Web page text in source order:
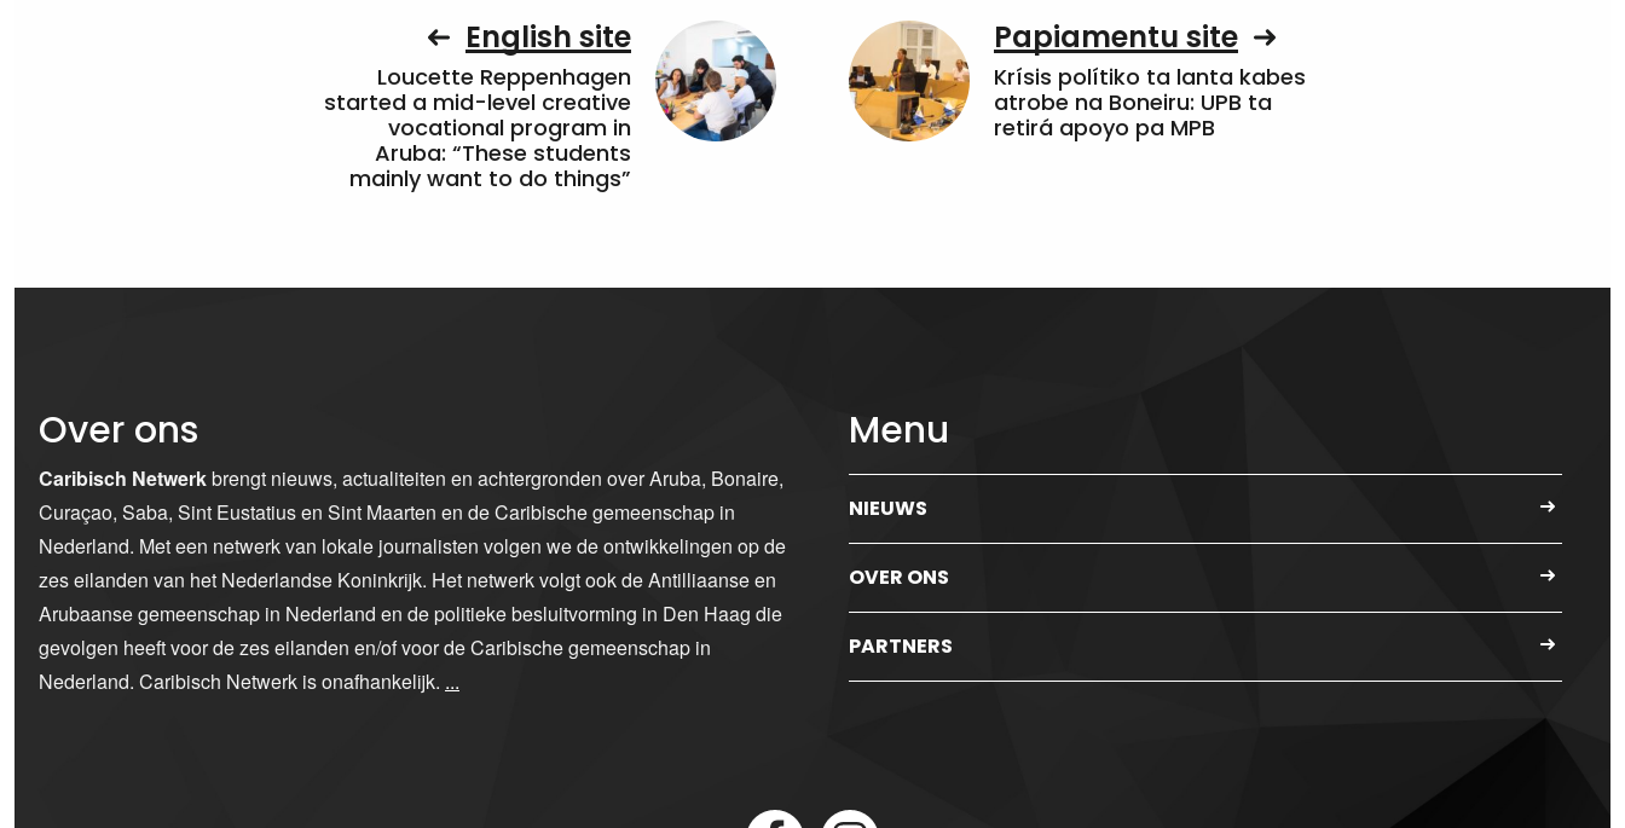
English site
Loucette Reppenhagen
started a mid-level creative
vocational program in
Aruba: “These students
mainly want to do things”
Papiamentu site
Krísis polítiko ta lanta kabes
atrobe na Boneiru: UPB ta
retirá apoyo pa MPB
Over ons
Caribisch Netwerkbrengt nieuws, actualiteiten en achtergronden over Aruba, Bonaire,
Curaçao, Saba, Sint Eustatius en Sint Maarten en de Caribische gemeenschap in
Nederland. Met een netwerk van lokale journalisten volgen we de ontwikkelingen op de
zes eilanden van het Nederlandse Koninkrijk. Het netwerk volgt ook de Antilliaanse en
Arubaanse gemeenschap in Nederland en de politieke besluitvorming in Den Haag die
gevolgen heeft voor de zes eilanden en/of voor de Caribische gemeenschap in
Nederland. Caribisch Netwerk is onafhankelijk. ...
Menu
NIEUWS
OVER ONS
PARTNERS